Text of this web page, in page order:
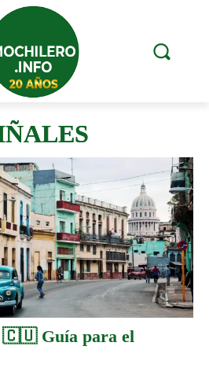
🇨🇺 Guía para el